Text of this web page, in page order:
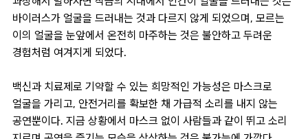
바이러스가 얼굴을 드러내는 것과 다르지 않게 되었으며, 모르는
이의 얼굴을 눈앞에서 온전히 마주하는 것은 불안하고 두려운
경험처럼 여겨지게 되었다.
백신과 치료제로 기약할 수 있는 희망적인 가능성은 마스크로
얼굴을 가리고, 안전거리를 확보한 채 가급적 소리를 내지 않는
공연뿐이다. 지금 상황에서 마스크 없이 사람들과 같이 뛰고 소리